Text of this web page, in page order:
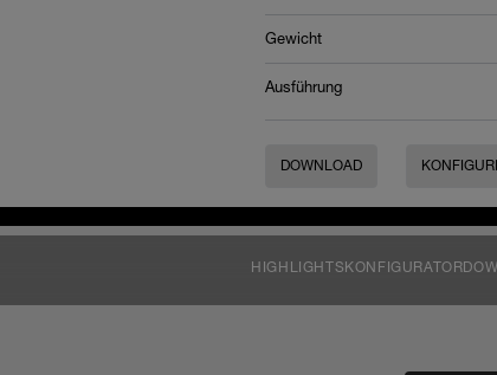
Gewicht
Ausführung
DOWNLOAD
HIGHLIGHTS KONFIGURATOR